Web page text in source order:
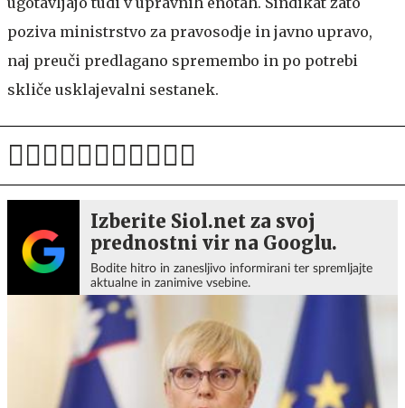
poziva ministrstvo za pravosodje in javno upravo,
naj preuči predlagano spremembo in po potrebi
skliče usklajevalni sestanek.
Izberite Siol.net za svoj
prednostni vir na Googlu.
Bodite hitro in zanesljivo informirani ter spremljajte
aktualne in zanimive vsebine.